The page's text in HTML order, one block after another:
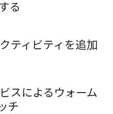
る
ティビティを追加
スによるウォーム
チ